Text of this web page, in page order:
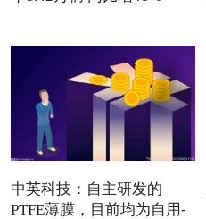
中英科技：自主研发的
PTFE薄膜，目前均为自用-